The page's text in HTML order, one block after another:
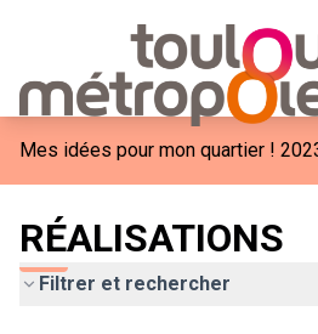
Mes idées pour mon quartier !
RÉALISATIONS
Filtrer et rechercher